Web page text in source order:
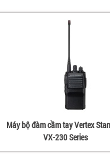
Máy bộ đàm cầm tay Vertex
VX-230 Series